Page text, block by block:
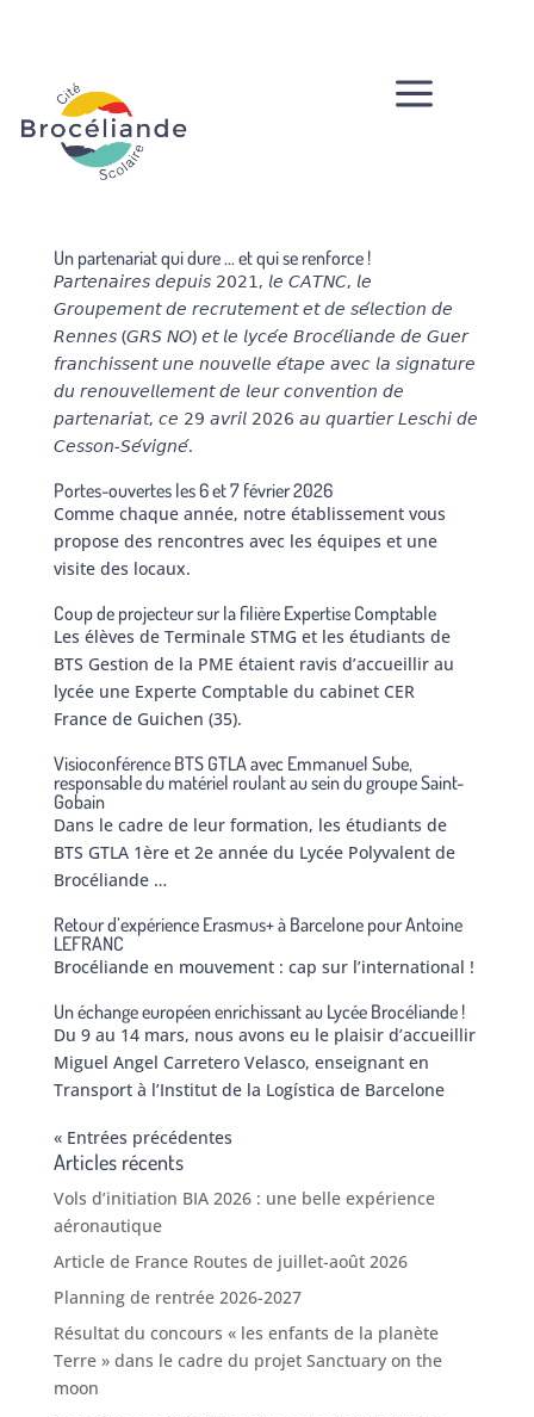
a
Un partenariat qui dure … et qui se renforce !
𝘗𝘢𝘳𝘵𝘦𝘯𝘢𝘪𝘳𝘦𝘴 𝘥𝘦𝘱𝘶𝘪𝘴 𝟤𝟢𝟤𝟣, 𝘭𝘦 𝘊𝘈𝘛𝘕𝘊, 𝘭𝘦
𝘎𝘳𝘰𝘶𝘱𝘦𝘮𝘦𝘯𝘵 𝘥𝘦 𝘳𝘦𝘤𝘳𝘶𝘵𝘦𝘮𝘦𝘯𝘵 𝘦𝘵 𝘥𝘦 𝘴𝘦́𝘭𝘦𝘤𝘵𝘪𝘰𝘯 𝘥𝘦
𝘙𝘦𝘯𝘯𝘦𝘴 (𝘎𝘙𝘚 𝘕𝘖) 𝘦𝘵 𝘭𝘦 𝘭𝘺𝘤𝘦́𝘦 𝘉𝘳𝘰𝘤𝘦́𝘭𝘪𝘢𝘯𝘥𝘦 𝘥𝘦 𝘎𝘶𝘦𝘳
𝘧𝘳𝘢𝘯𝘤𝘩𝘪𝘴𝘴𝘦𝘯𝘵 𝘶𝘯𝘦 𝘯𝘰𝘶𝘷𝘦𝘭𝘭𝘦 𝘦́𝘵𝘢𝘱𝘦 𝘢𝘷𝘦𝘤 𝘭𝘢 𝘴𝘪𝘨𝘯𝘢𝘵𝘶𝘳𝘦
𝘥𝘶 𝘳𝘦𝘯𝘰𝘶𝘷𝘦𝘭𝘭𝘦𝘮𝘦𝘯𝘵 𝘥𝘦 𝘭𝘦𝘶𝘳 𝘤𝘰𝘯𝘷𝘦𝘯𝘵𝘪𝘰𝘯 𝘥𝘦
𝘱𝘢𝘳𝘵𝘦𝘯𝘢𝘳𝘪𝘢𝘵, 𝘤𝘦 𝟤𝟫 𝘢𝘷𝘳𝘪𝘭 𝟤𝟢𝟤𝟨 𝘢𝘶 𝘲𝘶𝘢𝘳𝘵𝘪𝘦𝘳 𝘓𝘦𝘴𝘤𝘩𝘪 𝘥𝘦
𝘊𝘦𝘴𝘴𝘰𝘯-𝘚𝘦́𝘷𝘪𝘨𝘯𝘦́.
Portes-ouvertes les 6 et 7 février 2026
Comme chaque année, notre établissement vous
propose des rencontres avec les équipes et une
visite des locaux.
Coup de projecteur sur la filière Expertise Comptable
Les élèves de Terminale STMG et les étudiants de
BTS Gestion de la PME étaient ravis d’accueillir au
lycée une Experte Comptable du cabinet CER
France de Guichen (35).
Visioconférence BTS GTLA avec Emmanuel Sube,
responsable du matériel roulant au sein du groupe Saint-
Gobain
Dans le cadre de leur formation, les étudiants de
BTS GTLA 1ère et 2e année du Lycée Polyvalent de
Brocéliande …
Retour d’expérience Erasmus+ à Barcelone pour Antoine
LEFRANC
Brocéliande en mouvement : cap sur l’international !
Un échange européen enrichissant au Lycée Brocéliande !
Du 9 au 14 mars, nous avons eu le plaisir d’accueillir
Miguel Angel Carretero Velasco, enseignant en
Transport à l’Institut de la Logística de Barcelone
« Entrées précédentes
Articles récents
Vols d’initiation BIA 2026 : une belle expérience
aéronautique
Article de France Routes de juillet-août 2026
Planning de rentrée 2026-2027
Résultat du concours « les enfants de la planète
Terre » dans le cadre du projet Sanctuary on the
moon